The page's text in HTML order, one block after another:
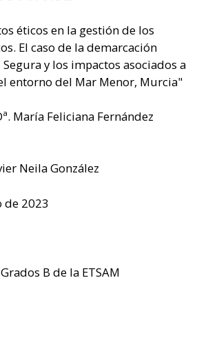
éticos en la gestión de los
El caso de la demarcación
y los impactos asociados a
entorno del Mar Menor, Murcia"
María Feliciana Fernández
Neila González
de 2023
B de la ETSAM